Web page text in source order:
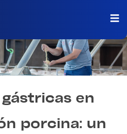
en
porcina: un